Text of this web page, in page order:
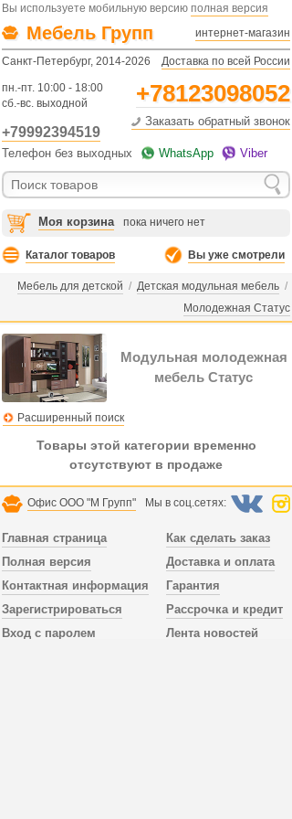
Вы используете мобильную версию полная версия
Мебель Групп интернет-магазин
Санкт-Петербург, 2014-2026 Доставка по всей России
пн.-пт. 10:00 - 18:00
сб.-вс. выходной
+78123098052
+79992394519
Заказать обратный звонок
Телефон без выходных WhatsApp Viber
Моя корзина пока ничего нет
Каталог товаров Вы уже смотрели
Мебель для детской / Детская модульная мебель /
Молодежная Статус
Модульная молодежная
мебель Статус
Расширенный поиск
Товары этой категории временно
отсутствуют в продаже
Офис ООО "М Групп" Мы в соц.сетях:
Главная страница
Полная версия
Контактная информация
Зарегистрироваться
Вход с паролем
Как сделать заказ
Доставка и оплата
Гарантия
Рассрочка и кредит
Лента новостей